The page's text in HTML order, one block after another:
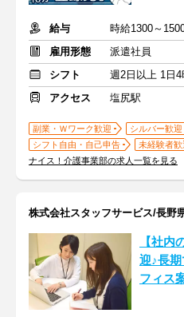
給与
時給1300～
雇用形態
派遣社員
シフト
週2日以上 1日
アクセス
塩尻駅
副業・Ｗワーク歓迎
シルバー歓迎
シフト自由・自己申告
未経験者歓
ナイス！介護事業部の求人一覧を見る
株式会社スタッフサービス/長野
【社内
迎♪長
フィス